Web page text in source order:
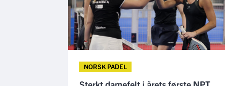
NORSK PADEL